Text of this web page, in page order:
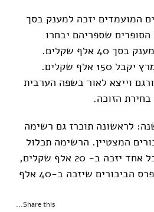
12 הסופרים המועמדים יזכה למענק בסך
הסופרים שספריהם יבחרו
לרשימה הקצרה יזכו למענק בסך 40 אלף שקלים.
הזוכה שיוכרז בחודש מרץ יקבל 150 אלף שקלים.
וייצא לאור בשפה הערבית
הזוכה.
לראשונה תוכרז גם רשימה
המצטיין. הרשימה תכלול
עד שלושה מועמדים, כל אחד יזכה ב- 20 אלף שקלים,
ומתוכה ייבחר הזוכה בפרס הביכורים שיזכה ב-40 אלף
Share this...